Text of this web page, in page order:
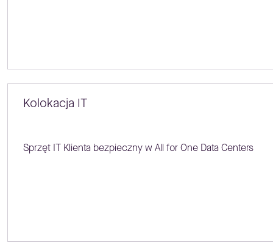
Kolokacja IT
Sprzęt IT Klienta bezpieczny w All for One Data Centers